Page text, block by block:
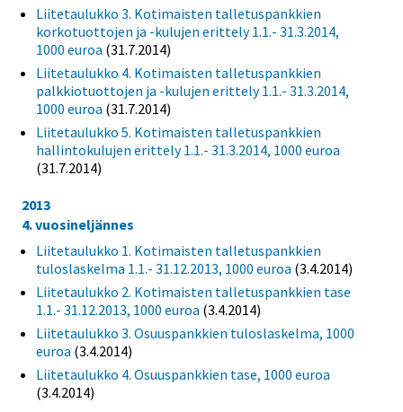
Liitetaulukko 3. Kotimaisten talletuspankkien
korkotuottojen ja -kulujen erittely 1.1.- 31.3.2014,
1000 euroa (31.7.2014)
Liitetaulukko 4. Kotimaisten talletuspankkien
palkkiotuottojen ja -kulujen erittely 1.1.- 31.3.2014,
1000 euroa (31.7.2014)
Liitetaulukko 5. Kotimaisten talletuspankkien
hallintokulujen erittely 1.1.- 31.3.2014, 1000 euroa
(31.7.2014)
2013
4. vuosineljännes
Liitetaulukko 1. Kotimaisten talletuspankkien
tuloslaskelma 1.1.- 31.12.2013, 1000 euroa (3.4.2014)
Liitetaulukko 2. Kotimaisten talletuspankkien tase
1.1.- 31.12.2013, 1000 euroa (3.4.2014)
Liitetaulukko 3. Osuuspankkien tuloslaskelma, 1000
euroa (3.4.2014)
Liitetaulukko 4. Osuuspankkien tase, 1000 euroa
(3.4.2014)